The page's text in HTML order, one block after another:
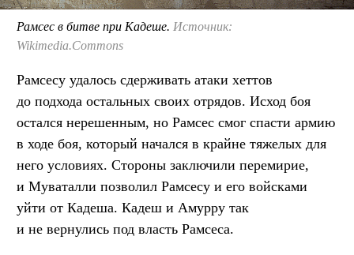
Рамсес в битве при Кадеше. Источник:
Wikimedia.Commons
Рамсесу удалось сдерживать атаки хеттов
до подхода остальных своих отрядов. Исход боя
остался нерешенным, но Рамсес смог спасти армию
в ходе боя, который начался в крайне тяжелых для
него условиях. Стороны заключили перемирие,
и Муваталли позволил Рамсесу и его войсками
уйти от Кадеша. Кадеш и Амурру так
и не вернулись под власть Рамсеса.